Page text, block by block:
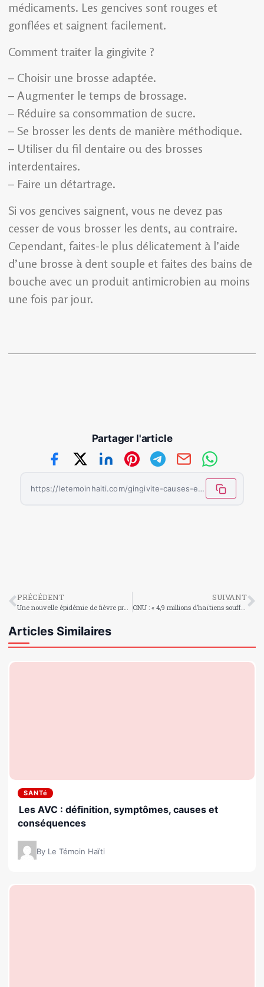
médicaments. Les gencives sont rouges et
gonflées et saignent facilement.
Comment traiter la gingivite ?
– Choisir une brosse adaptée.
– Augmenter le temps de brossage.
– Réduire sa consommation de sucre.
– Se brosser les dents de manière méthodique.
– Utiliser du fil dentaire ou des brosses
interdentaires.
– Faire un détartrage.
Si vos gencives saignent, vous ne devez pas
cesser de vous brosser les dents, au contraire.
Cependant, faites-le plus délicatement à l’aide
d’une brosse à dent souple et faites des bains de
bouche avec un produit antimicrobien au moins
une fois par jour.
Partager l'article
https://letemoinhaiti.com/gingivite-causes-et-traitements/
PRÉCÉDENT SUIVANT
ONU : « 4,9 millions d’haïtiens souffrent de faim aiguë »
Articles Similaires
SANTé
Les AVC : définition, symptômes, causes et
conséquences
By Le Témoin Haïti